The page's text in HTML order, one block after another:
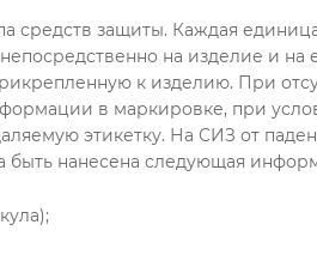
средств защиты. Каждая
на изделие и на
к изделию. При
в маркировке, при
этикетку. На СИЗ от
нанесена следующая